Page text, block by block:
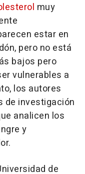
muy
estar en
pero no está
bajos pero
vulnerables a
los autores
de investigación
analicen los
y
de